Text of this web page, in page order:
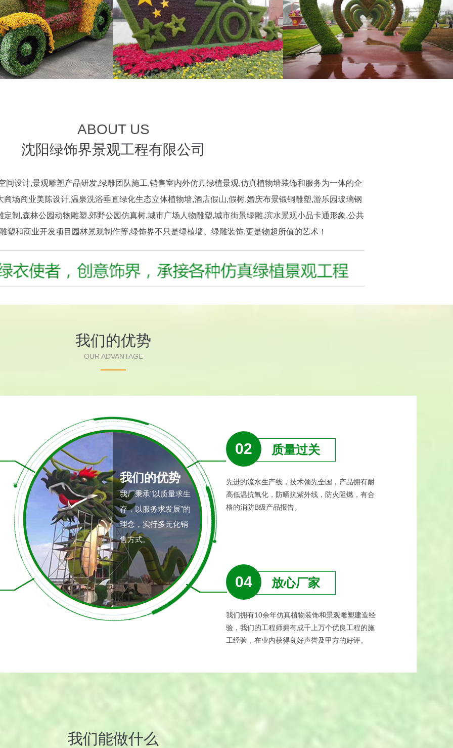
ABOUT US
沈阳绿饰界景观工程有限公司
设计,景观雕塑产品研发,绿雕团队施工,销售室内外仿真绿植景观,仿真植物墙装饰和服务为一体的企
场商业美陈设计,温泉洗浴垂直绿化生态立体植物墙,酒店假山,假树,婚庆布景锻铜雕塑,游乐园玻璃钢
制,森林公园动物雕塑,郊野公园仿真树,城市广场人物雕塑,城市街景绿雕,滨水景观小品卡通形象,公共
塑和商业开发项目园林景观制作等,绿饰界不只是绿植墙、绿雕装饰,更是物超所值的艺术！
我们的优势
OUR ADVANTAGE
我们的优势
我厂秉承"以质量求生
存，以服务求发展"的
理念，实行多元化销
售方式。
02 质量过关
先进的流水生产线，技术领先全国，产品拥有耐
高低温抗氧化，防晒抗紫外线，防火阻燃，有合
格的消防B级产品报告。
04 放心厂家
我们拥有10余年仿真植物装饰和景观雕塑建造经
验，我们的工程师拥有成千上万个优良工程的施
工经验，在业内获得良好声誉及甲方的好评。
我们能做什么